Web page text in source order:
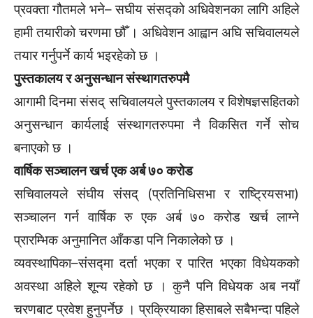
प्रवक्ता गौतमले भने– सघीय संसद्को अधिवेशनका लागि अहिले
हामी तयारीको चरणमा छौँ । अधिवेशन आह्वान अघि सचिवालयले
तयार गर्नुपर्ने कार्य भइरहेको छ ।
पुस्तकालय र अनुसन्धान संस्थागतरुपमै
आगामी दिनमा संसद् सचिवालयले पुस्तकालय र विशेषज्ञसहितको
अनुसन्धान कार्यलाई संस्थागतरुपमा नै विकसित गर्ने सोच
बनाएको छ ।
वार्षिक सञ्चालन खर्च एक अर्ब ७० करोड
सचिवालयले संघीय संसद् (प्रतिनिधिसभा र राष्ट्रियसभा)
सञ्चालन गर्न वार्षिक रु एक अर्ब ७० करोड खर्च लाग्ने
प्रारम्भिक अनुमानित आँकडा पनि निकालेको छ ।
व्यवस्थापिका–संसद्मा दर्ता भएका र पारित भएका विधेयकको
अवस्था अहिले शून्य रहेको छ । कुनै पनि विधेयक अब नयाँ
चरणबाट प्रवेश हुनुपर्नेछ । प्रक्रियाका हिसाबले सबैभन्दा पहिले